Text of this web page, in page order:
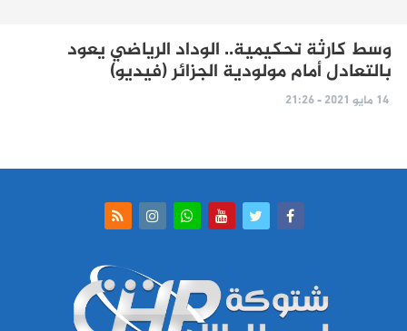
وسط كارثة تحكيمية.. الوداد الرياضي يعود
بالتعادل أمام مولودية الجزائر (فيديو)
14 مايو 2021 - 21:26